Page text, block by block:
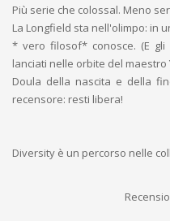
Più serie che colossal. Meno
La Longfield sta nell'olimpo: in
* vero filosof* conosce. (E
lanciati nelle orbite del maestro
Doula della nascita e della
recensore: resti libera!
Diversity è un percorso nelle